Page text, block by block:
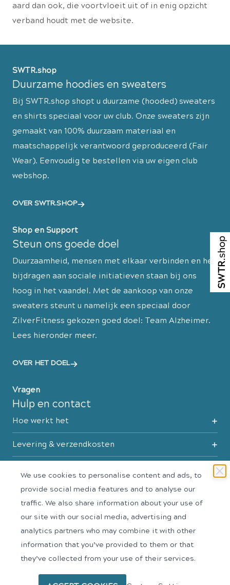
We use cookies to personalise content and ads, to
provide social media features and to analyse our
traffic. We also share information about your use of
our site with our social media, advertising and
analytics partners who may combine it with other
information that you’ve provided to them or that
they’ve collected from your use of their services.
aard dan ook, die voortvloeit uit of in enig opzicht
verband houdt met de website.
SWTR.shop
Duurzame hoodies en sweaters
Bij SWTR.shop shopt u duurzame (hooded) sweaters
en shirts speciaal voor uw club. Onze sweaters zijn
gemaakt van 100% duurzaam materiaal en
maatschappelijk verantwoord geproduceerd (Fair
Wear). Eenvoudig te bestellen via uw eigen club
webshop.
OVER SWTR.SHOP
Shop en Support
Steun ons goede doel
Duurzaamheid, mensen met elkaar verbinden en het
bijdragen aan sociale initiatieven staan bij ons
hoog in het vaandel. Met de aankoop van onze
sweaters steunt u namelijk een speciaal door
ZilverFitness gekozen goed doel: Team Alzheimer.
Lees hieronder meer.
OVER HET DOEL
Vragen
Hulp en contact
Hoe werkt het
Levering & verzendkosten
Maattabel
Contact
Copyright © 2025 - SWTR.shop. All rights reserved.
Algemene voorwaarden